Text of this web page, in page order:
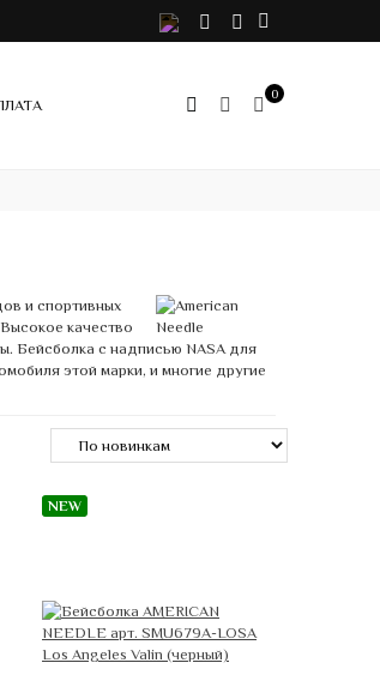
VK Telegram
0
и спортивных
качество
Бейсболка с надписью NASA для
этой марки, и многие другие
NEW